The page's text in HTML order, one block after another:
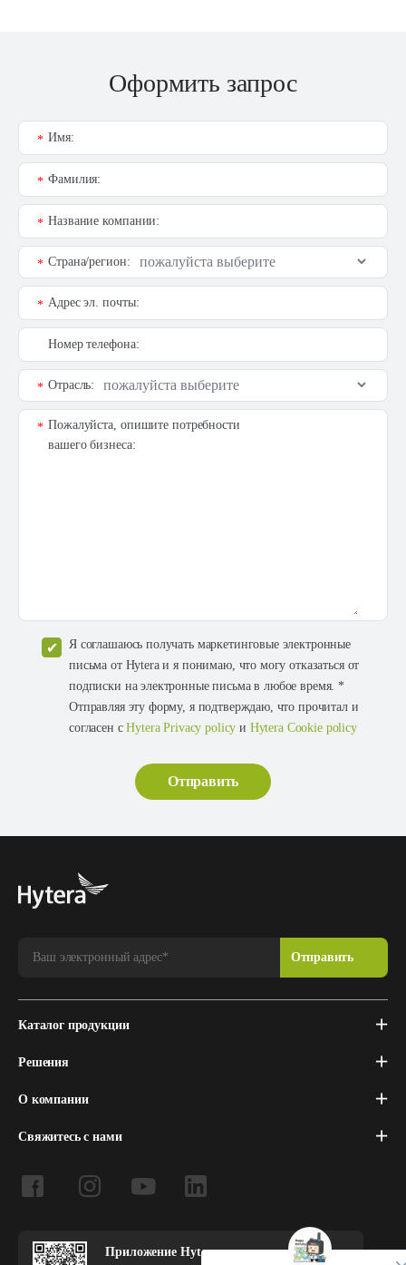
Оформить запрос
Имя:
*
Фамилия:
*
Название компании:
*
Страна/регион:
*
Адрес эл. почты:
*
Номер телефона:
Отрасль:
*
Пожалуйста, опишите потребности
вашего бизнеса:
*
Я соглашаюсь получать маркетинговые электронные
письма от Hytera и я понимаю, что могу отказаться от
подписки на электронные письма в любое время. *
Отправляя эту форму, я подтверждаю, что прочитал и
согласен сHytera Privacy policy и Hytera Cookie policy
Каталог продукции
Решения
О компании
Свяжитесь с нами
Приложение Hytera